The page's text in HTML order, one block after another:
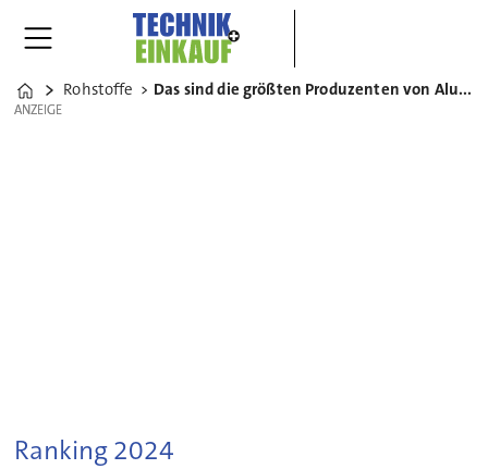
Home
Rohstoffe Das sind die größten Produzenten von Aluminium der Welt
ANZEIGE
ANZEIGE
Ranking 2024